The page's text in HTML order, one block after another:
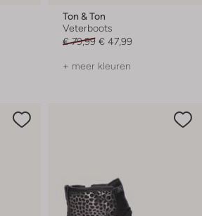
Ton & Ton
Veterboots
€ 79,99 € 47,99
+ meer kleuren